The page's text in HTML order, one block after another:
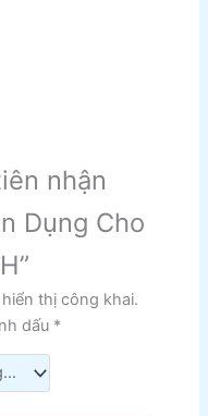
nhận
Dụng Cho
thị công khai.
dấu *